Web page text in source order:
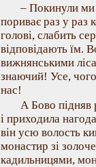
– Покинули ми
пориває раз у раз
голові, слабить
відповідають їм.
вижнянськими
знаючий! Усе,
нас!
А Бово підняв
і приходила
він усю волость
монастир зі
кадильницями,